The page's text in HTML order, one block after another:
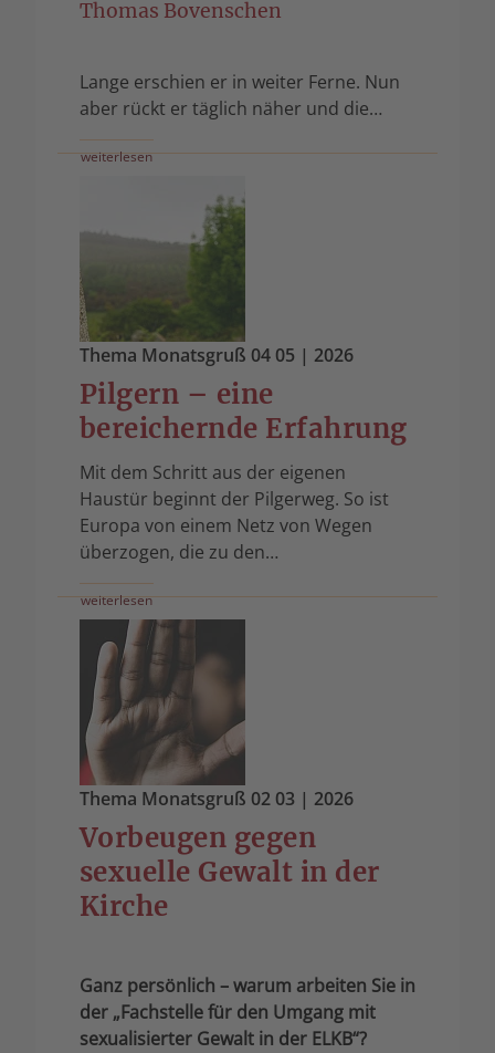
Thomas Bovenschen
Lange erschien er in weiter Ferne. Nun
aber rückt er täglich näher und die…
weiterlesen
Thema Monatsgruß 04 05 | 2026
Pilgern – eine
bereichernde Erfahrung
Mit dem Schritt aus der eigenen
Haustür beginnt der Pilgerweg. So ist
Europa von einem Netz von Wegen
überzogen, die zu den…
weiterlesen
Thema Monatsgruß 02 03 | 2026
Vorbeugen gegen
sexuelle Gewalt in der
Kirche
Ganz persönlich – warum arbeiten Sie in
der „Fachstelle für den Umgang mit
sexualisierter Gewalt in der ELKB“?